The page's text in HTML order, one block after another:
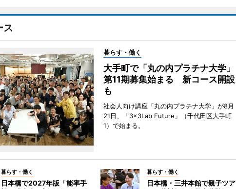
ス
暮らす・働く
大手町で「丸の内プラチナ大学」
第11期募集始まる 新コース開設
も
社会人向け講座「丸の内プラチナ大学」が8月
21日、「3×3Lab Future」（千代田区大手町
1）で始まる。
暮らす・働く
日本橋で2027年版「能率手
暮らす・働く
日本橋・三井本館で親子ツア